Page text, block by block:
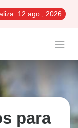
12 ago., 2026
para